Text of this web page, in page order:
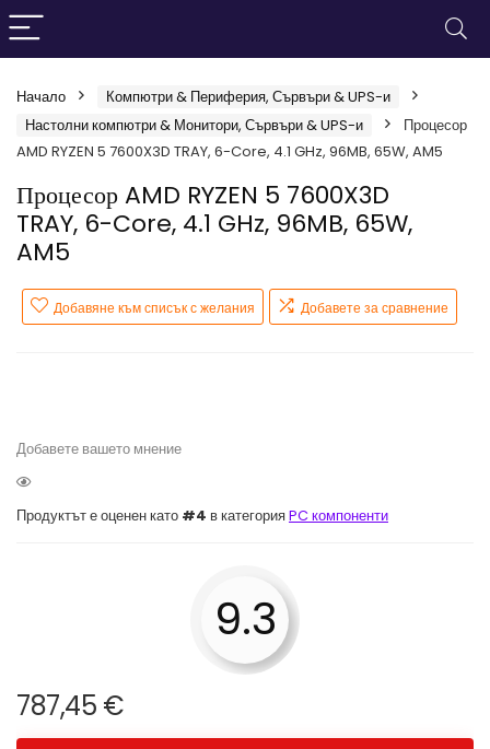
Начало
Компютри & Периферия, Сървъри & UPS-и
Настолни компютри & Монитори, Сървъри & UPS-и
Процесор
AMD RYZEN 5 7600X3D TRAY, 6-Core, 4.1 GHz, 96MB, 65W, AM5
Процесор AMD RYZEN 5 7600X3D
TRAY, 6-Core, 4.1 GHz, 96MB, 65W,
AM5
Добавяне към списък с желания Добавете за сравнение
Добавете вашето мнение
Продуктът е оценен като #4 в категорияPC компоненти
9.3
787,45 €